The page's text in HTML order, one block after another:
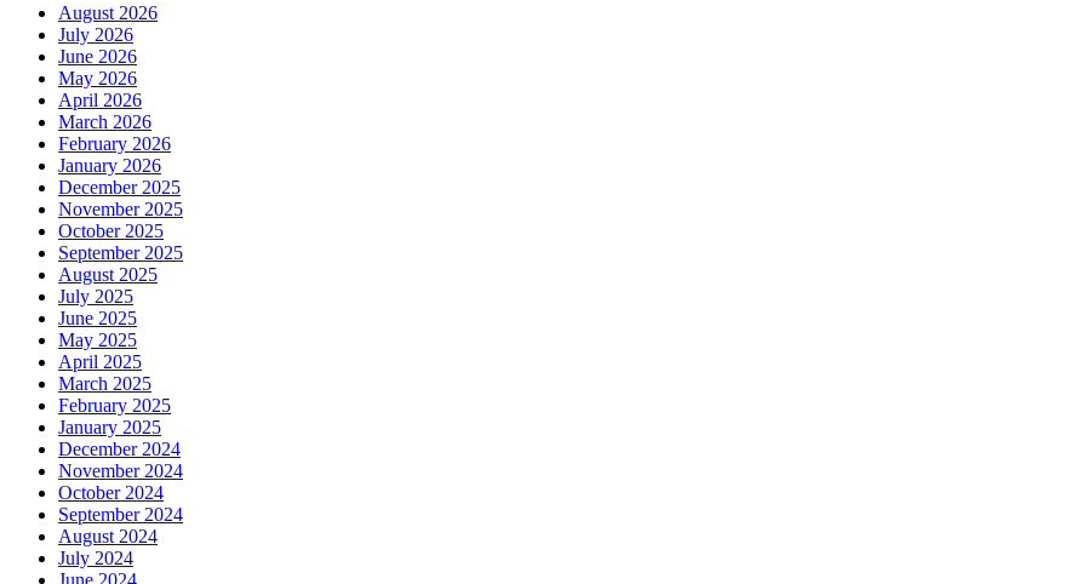
August 2026
July 2026
June 2026
May 2026
April 2026
March 2026
February 2026
January 2026
December 2025
November 2025
October 2025
September 2025
August 2025
July 2025
June 2025
May 2025
April 2025
March 2025
February 2025
January 2025
December 2024
November 2024
October 2024
September 2024
August 2024
July 2024
June 2024